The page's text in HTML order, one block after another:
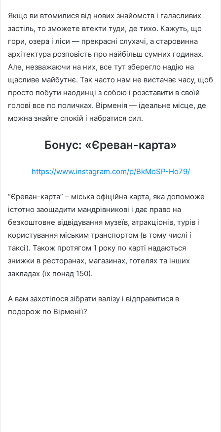
Якщо ви втомилися від нових знайомств і галасливих
застіль, то зможете втекти туди, де тихо. Кажуть, що
гори, озера і ліси — прекрасні слухачі, а старовинна
архітектура розповість про найбільш сумних годинах.
Але, незважаючи на них, все тут зберегло надію на
щасливе майбутнє. Так часто нам не вистачає часу, щоб
просто побути наодинці з собою і розставити в своїй
голові все по поличках. Вірменія — ідеальне місце, де
можна знайте спокій і набратися сил.
Бонус: «Єреван-карта»
https://www.instagram.com/p/BkMoSP-Ho79/
“Єреван-карта” – міська офіційна карта, яка допоможе
істотно заощадити мандрівникові і дає право на
безкоштовне відвідування музеїв, атракціонів, турів і
користування міським транспортом (в тому числі і
таксі). Також протягом 1 року по карті надаються
знижки в ресторанах, магазинах, готелях та інших
закладах (їх понад 150).
А вам захотілося зібрати валізу і відправитися в
подорож по Вірменії?